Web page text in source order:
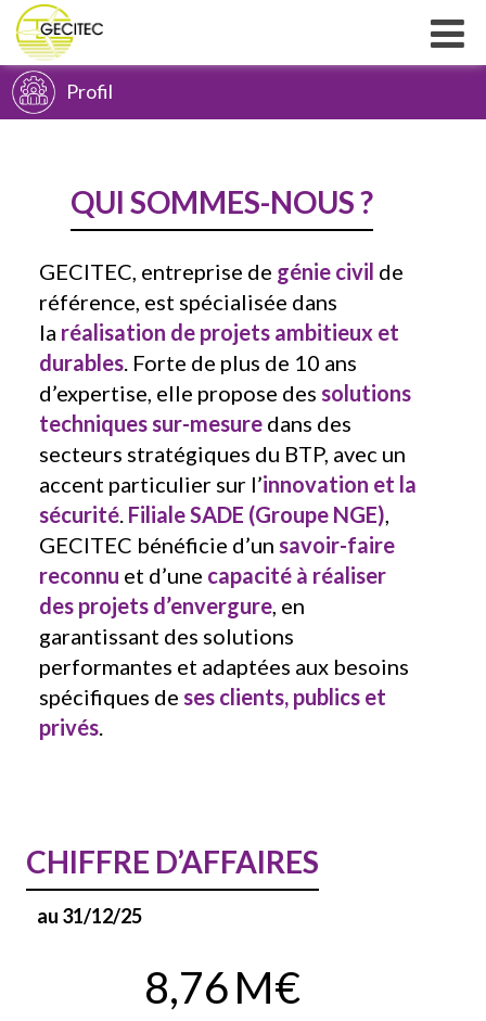
Profil
QUI SOMMES-NOUS ?
GECITEC, entreprise de génie civil de
référence, est spécialisée dans
la réalisation de projets ambitieux et
durables. Forte de plus de 10 ans
d’expertise, elle propose dessolutions
techniques sur-mesure dans des
secteurs stratégiques du BTP, avec un
accent particulier sur l’innovation et la
sécurité. FilialeSADE (Groupe NGE),
GECITEC bénéficie d’unsavoir-faire
reconnu et d’une capacité à réaliser
des projets d’envergure, en
garantissant des solutions
performantes et adaptées aux besoins
spécifiques deses clients, publics et
privés.
CHIFFRE D’AFFAIRES
au 31/12/25
8,76M€